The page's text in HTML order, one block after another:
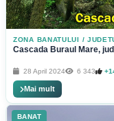
ZONA BANATULUI /
Cascada Buraul Mare,
28 April 2024 6 343
Mai mult
BANAT